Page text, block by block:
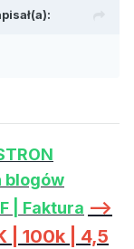
blogów
| Faktura -->
| 100k | 4,5